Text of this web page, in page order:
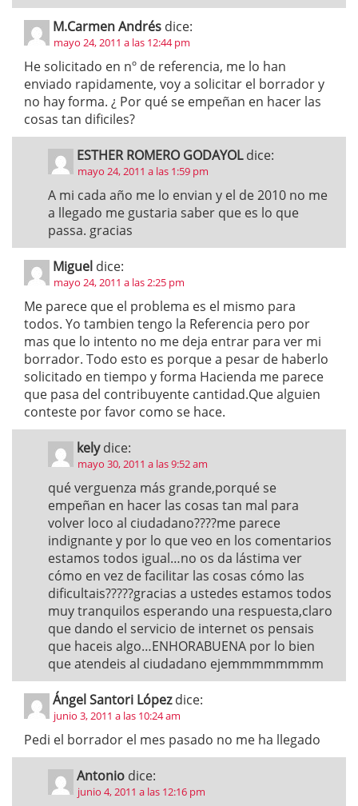
M.Carmen Andrés dice:
mayo 24, 2011 a las 12:44 pm
He solicitado en nº de referencia, me lo han
enviado rapidamente, voy a solicitar el borrador y
no hay forma. ¿ Por qué se empeñan en hacer las
cosas tan dificiles?
ESTHER ROMERO GODAYOL dice:
mayo 24, 2011 a las 1:59 pm
A mi cada año me lo envian y el de 2010 no me
a llegado me gustaria saber que es lo que
passa. gracias
Miguel dice:
mayo 24, 2011 a las 2:25 pm
Me parece que el problema es el mismo para
todos. Yo tambien tengo la Referencia pero por
mas que lo intento no me deja entrar para ver mi
borrador. Todo esto es porque a pesar de haberlo
solicitado en tiempo y forma Hacienda me parece
que pasa del contribuyente cantidad.Que alguien
conteste por favor como se hace.
kely dice:
mayo 30, 2011 a las 9:52 am
qué verguenza más grande,porqué se
empeñan en hacer las cosas tan mal para
volver loco al ciudadano????me parece
indignante y por lo que veo en los comentarios
estamos todos igual…no os da lástima ver
cómo en vez de facilitar las cosas cómo las
dificultais?????gracias a ustedes estamos todos
muy tranquilos esperando una respuesta,claro
que dando el servicio de internet os pensais
que haceis algo…ENHORABUENA por lo bien
que atendeis al ciudadano ejemmmmmmmm
Ángel Santori López dice:
junio 3, 2011 a las 10:24 am
Pedi el borrador el mes pasado no me ha llegado
Antonio dice:
junio 4, 2011 a las 12:16 pm